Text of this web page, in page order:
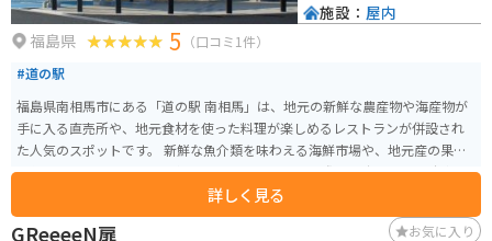
福島県 5 （口コミ1件）
#道の駅
福島県南相馬市にある「道の駅 南相馬」は、地元の新鮮な農産物や海産物が
手に入る直売所や、地元食材を使った料理が楽しめるレストランが併設され
た人気のスポットです。 新鮮な魚介類を味わえる海鮮市場や、地元産の果物
を使ったジェラート店も人気です。 バイクで訪れる際は、広々とした駐車場
があるので安心です。太平洋沿岸を走る国道6号線沿いに位置しているので、
ツーリングの休憩スポットとしても最適です。道の駅からは、太平洋を一望
詳しく見る
施設： 屋内
GReeeeN扉 お気に入り